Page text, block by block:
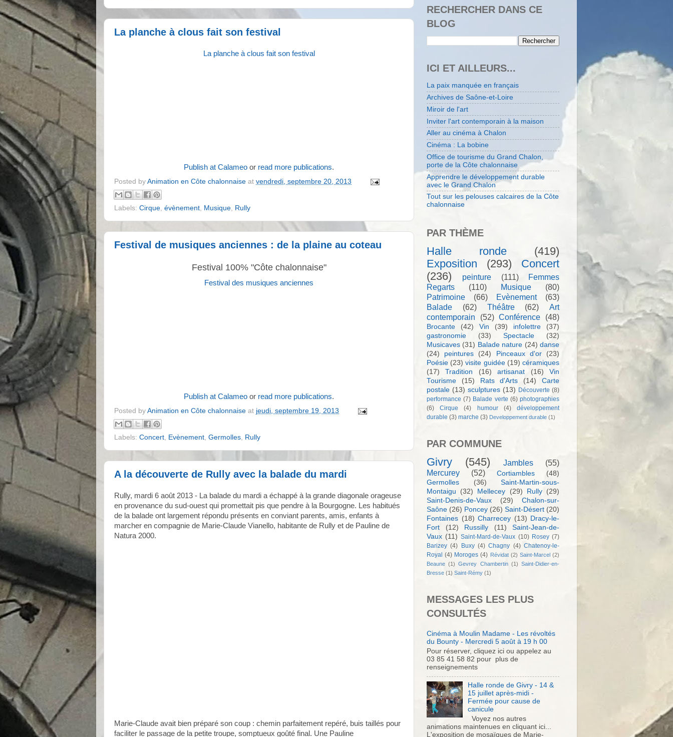
La planche à clous fait son festival
La planche à clous fait son festival
Publish at Calameo or read more publications.
Posted by Animation en Côte chalonnaise at vendredi, septembre 20, 2013
Labels: Cirque, évènement, Musique, Rully
Festival de musiques anciennes : de la plaine au coteau
Festival 100% "Côte chalonnaise"
Festival des musiques anciennes
Publish at Calameo or read more publications.
Posted by Animation en Côte chalonnaise at jeudi, septembre 19, 2013
Labels: Concert, Evènement, Germolles, Rully
A la découverte de Rully avec la balade du mardi
Rully, mardi 6 août 2013 - La balade du mardi a échappé à la grande diagonale orageuse
en provenance du sud-ouest qui promettait pis que pendre à la Bourgogne. Les habitués
de la balade ont largement répondu présents en conviant parents, amis, enfants à
marcher en compagnie de Marie-Claude Vianello, habitante de Rully et de Pauline de
Natura 2000.
Marie-Claude avait bien préparé son coup : chemin parfaitement repéré, buis taillés pour
faciliter le passage de la petite troupe, somptueux goûté final. Une Pauline
RECHERCHER DANS CE
BLOG
ICI ET AILLEURS...
La paix manquée en français
Archives de Saône-et-Loire
Miroir de l'art
Inviter l'art contemporain à la maison
Aller au cinéma à Chalon
Cinéma : La bobine
Office de tourisme du Grand Chalon,
porte de la Côte chalonnaise
Apprendre le développement durable
avec le Grand Chalon
Tout sur les pelouses calcaires de la Côte
chalonnaise
PAR THÈME
Halle ronde
(419)
Exposition
(293)
Concert
(236)
peinture (111)
Femmes
Regarts
(110) Musique
(80)
Patrimoine
(66) Evènement
(63)
Balade
(62) Théâtre (62)
Art
contemporain
(52) Conférence (48)
Brocante (42) Vin (39) infolettre
(37)
gastronomie
(33) Spectacle
(32)
Musicaves (31) Balade nature (24) danse
(24)
peintures (24) Pinceaux d'or
(23)
Poésie (23) visite guidée (19) céramiques
(17)
Tradition (16) artisanat (16)
Vin
Tourisme
(15) Rats d'Arts (14)
Carte
postale (13) sculptures (13) Découverte (8)
performance (7) Balade verte (6) photographies
(6)
Cirque (4) humour (4)
développement
durable (3) marche (3) Developpement durable (1)
PAR COMMUNE
Givry (545) Jambles
(55)
Mercurey
(52) Cortiambles
(48)
Germolles
(36)
Saint-Martin-sous-
Montaigu
(32) Mellecey (29) Rully
(29)
Saint-Denis-de-Vaux
(29)
Chalon-sur-
Saône (26) Poncey (26) Saint-Désert (20)
Fontaines (18) Charrecey (13) Dracy-le-
Fort
(12) Russilly (11)
Saint-Jean-de-
Vaux (11) Saint-Mard-de-Vaux (10) Rosey (7)
Barizey (4) Buxy (4) Chagny (4) Chatenoy-le-
Royal (4) Moroges (4) Révidat (2) Saint-Marcel (2)
Beaune (1) Gevrey Chambertin (1) Saint-Didier-en-
Bresse (1) Saint-Rémy (1)
MESSAGES LES PLUS
CONSULTÉS
Cinéma à Moulin Madame - Les révoltés
du Bounty - Mercredi 5 août à 19 h 00
Pour réserver, cliquez ici ou appelez au
03 85 41 58 82 pour plus de
renseignements
Halle ronde de Givry - 14 &
15 juillet après-midi -
Fermée pour cause de
canicule
Voyez nos autres
animations maintenues en cliquant ici...
L'exposition de mosaïques de Marie-